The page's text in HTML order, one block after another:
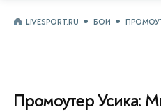
LIVESPORT.RU БОИ
Промоутер Усика: